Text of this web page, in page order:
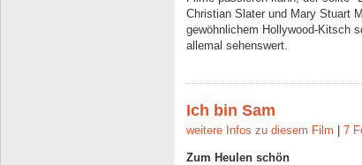
Christian Slater und Mary Stuart
gewöhnlichem Hollywood-Kitsch
allemal sehenswert.
Ich bin Sam
weitere Infos zu diesem Film 7
Zum Heulen schön